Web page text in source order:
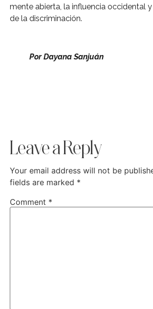
mente abierta, la influencia occidental
de la discriminación.
Por Dayana Sanjuán
Leave a Reply
Your email address will not be
fields are marked *
Comment *